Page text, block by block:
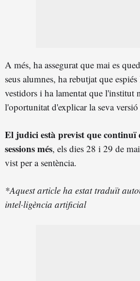
A més, ha assegurat que mai es
seus alumnes, ha rebutjat que
vestidors i ha lamentat que l'institut
l'oportunitat d'explicar la seva versió
El judici està previst que continuï
sessions més, els dies 28 i 29 de
vist per a sentència.
*Aquest article ha estat traduït
intel·ligència artificial